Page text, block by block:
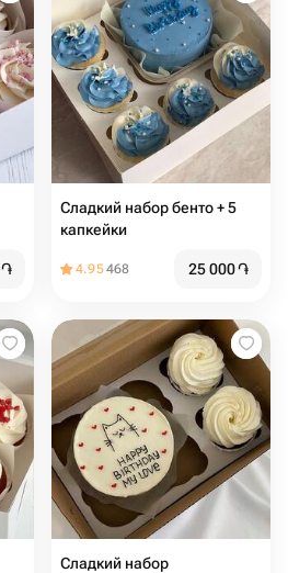
֏
Сладкий набор бенто + 5
капкейки
4.95468 25 000֏
Сладкий набор